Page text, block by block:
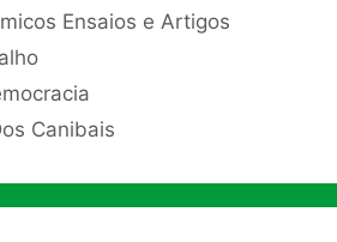
Ensaios e Artigos
Canibais